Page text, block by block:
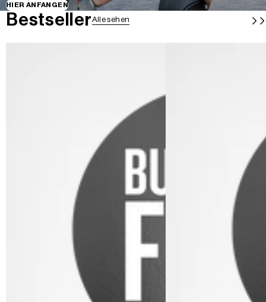
HIER ANFANGEN
BestsellerAlle sehen